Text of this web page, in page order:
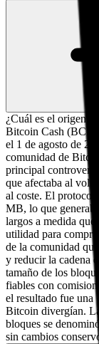
¿Cuál es el origen
Bitcoin Cash
el 1 de agosto de
comunidad de
principal
que afectaba al
al coste. El
MB, lo que
largos a medida
utilidad para
de la comunidad
y reducir la cadena
tamaño de los
fiables con
el resultado fue una
Bitcoin divergían.
bloques se
sin cambios